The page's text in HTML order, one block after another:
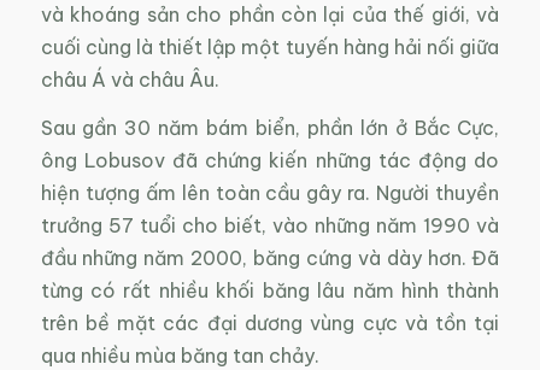
và khoáng sản cho phần còn lại của thế giới, và
cuối cùng là thiết lập một tuyến hàng hải nối giữa
châu Á và châu Âu.
Sau gần 30 năm bám biển, phần lớn ở Bắc Cực,
ông Lobusov đã chứng kiến những tác động do
hiện tượng ấm lên toàn cầu gây ra. Người thuyền
trưởng 57 tuổi cho biết, vào những năm 1990 và
đầu những năm 2000, băng cứng và dày hơn. Đã
từng có rất nhiều khối băng lâu năm hình thành
trên bề mặt các đại dương vùng cực và tồn tại
qua nhiều mùa băng tan chảy.